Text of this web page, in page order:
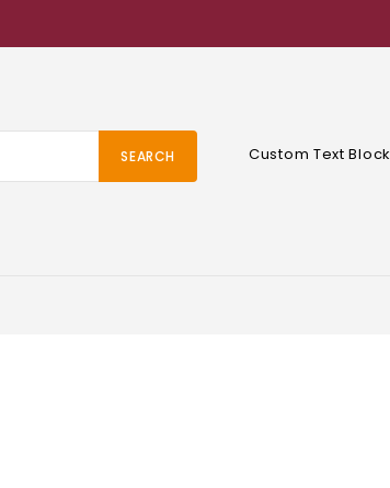
Custom Text Block
SEARCH